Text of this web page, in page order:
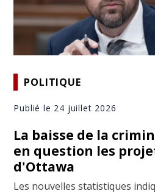
POLITIQUE
Publié le 24 juillet 2026
La baisse de la
en question les
d'Ottawa
Les nouvelles statistiques